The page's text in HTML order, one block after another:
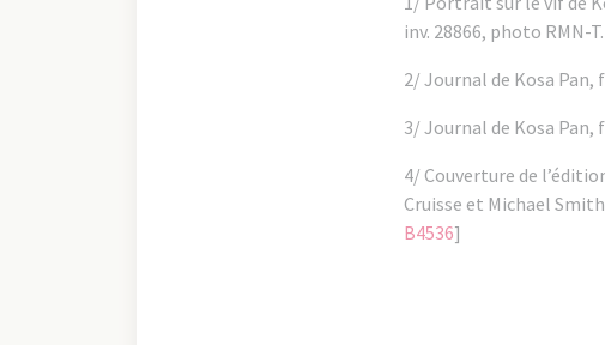
inv. 28866, photo RMN-
2/ Journal de Kosa Pan,
3/ Journal de Kosa Pan,
4/ Couverture de
Cruisse et Michael
B4536]